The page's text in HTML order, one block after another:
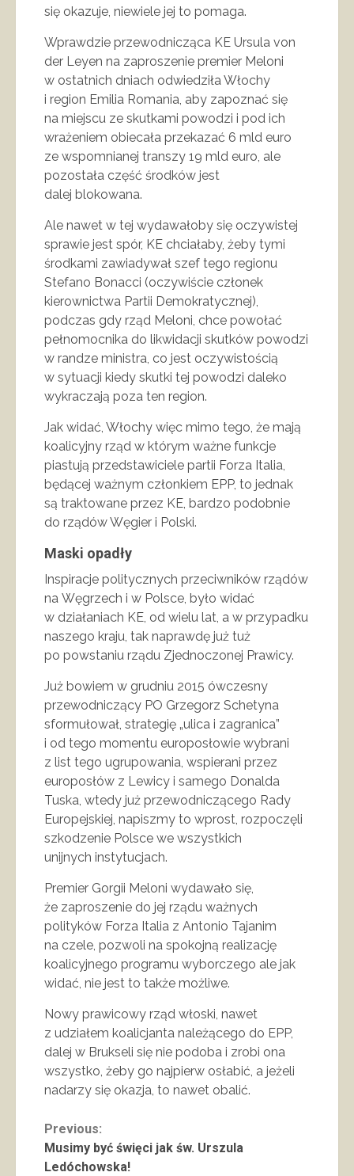
się okazuje, niewiele jej to pomaga.
Wprawdzie przewodnicząca KE Ursula von
der Leyen na zaproszenie premier Meloni
w ostatnich dniach odwiedziła Włochy
i region Emilia Romania, aby zapoznać się
na miejscu ze skutkami powodzi i pod ich
wrażeniem obiecała przekazać 6 mld euro
ze wspomnianej transzy 19 mld euro, ale
pozostała część środków jest
dalej blokowana.
Ale nawet w tej wydawałoby się oczywistej
sprawie jest spór, KE chciałaby, żeby tymi
środkami zawiadywał szef tego regionu
Stefano Bonacci (oczywiście członek
kierownictwa Partii Demokratycznej),
podczas gdy rząd Meloni, chce powołać
pełnomocnika do likwidacji skutków powodzi
w randze ministra, co jest oczywistością
w sytuacji kiedy skutki tej powodzi daleko
wykraczają poza ten region.
Jak widać, Włochy więc mimo tego, że mają
koalicyjny rząd w którym ważne funkcje
piastują przedstawiciele partii Forza Italia,
będącej ważnym członkiem EPP, to jednak
są traktowane przez KE, bardzo podobnie
do rządów Węgier i Polski.
Maski opadły
Inspiracje politycznych przeciwników rządów
na Węgrzech i w Polsce, było widać
w działaniach KE, od wielu lat, a w przypadku
naszego kraju, tak naprawdę już tuż
po powstaniu rządu Zjednoczonej Prawicy.
Już bowiem w grudniu 2015 ówczesny
przewodniczący PO Grzegorz Schetyna
sformułował, strategię „ulica i zagranica”
i od tego momentu europosłowie wybrani
z list tego ugrupowania, wspierani przez
europosłów z Lewicy i samego Donalda
Tuska, wtedy już przewodniczącego Rady
Europejskiej, napiszmy to wprost, rozpoczęli
szkodzenie Polsce we wszystkich
unijnych instytucjach.
Premier Gorgii Meloni wydawało się,
że zaproszenie do jej rządu ważnych
polityków Forza Italia z Antonio Tajanim
na czele, pozwoli na spokojną realizację
koalicyjnego programu wyborczego ale jak
widać, nie jest to także możliwe.
Nowy prawicowy rząd włoski, nawet
z udziałem koalicjanta należącego do EPP,
dalej w Brukseli się nie podoba i zrobi ona
wszystko, żeby go najpierw osłabić, a jeżeli
nadarzy się okazja, to nawet obalić.
Continue
Reading
Previous:
Musimy być święci jak św. Urszula
Ledóchowska!